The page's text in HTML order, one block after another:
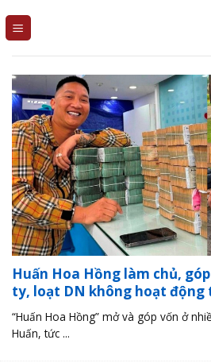
Huấn Hoa Hồng làm chủ,
ty, loạt DN không hoạt động
“Huấn Hoa Hồng” mở và góp vốn ở
Huấn, tức ...